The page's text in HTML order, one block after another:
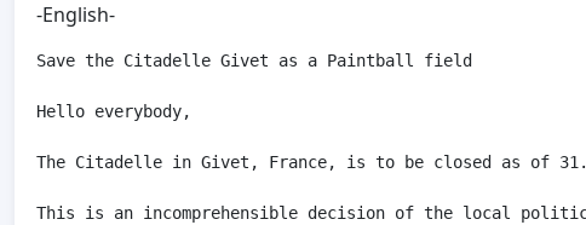
-English-
Save the Citadelle Givet as a Paintball field
Hello everybody,
The Citadelle in Givet, France, is to be closed as of
This is an incomprehensible decision of the local